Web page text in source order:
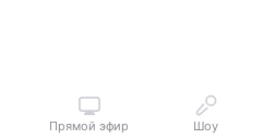
Прямой эфир Шоу